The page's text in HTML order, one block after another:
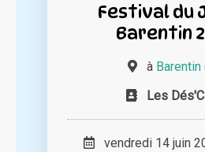
Festival du
Barentin
à Barentin
Les
vendredi 14 juin